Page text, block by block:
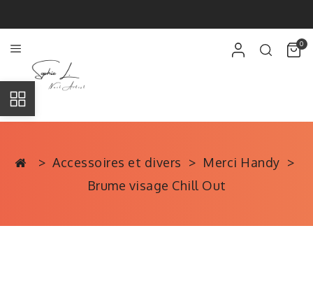
0
Accessoires et divers
Merci Handy
Brume visage Chill Out